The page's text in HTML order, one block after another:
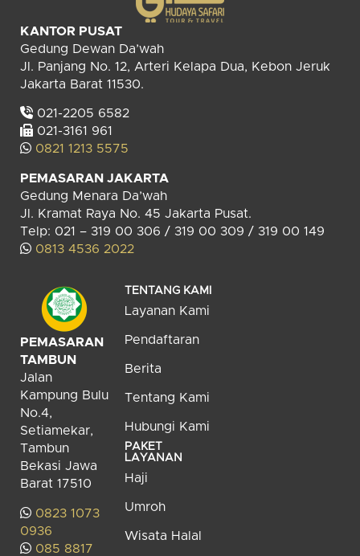
KANTOR PUSAT
Gedung Dewan Da’wah
Jl. Panjang No. 12, Arteri Kelapa Dua, Kebon Jeruk
Jakarta Barat 11530.
021-2205 6582
021-3161 961
0821 1213 5575
PEMASARAN JAKARTA
Gedung Menara Da’wah
Jl. Kramat Raya No. 45 Jakarta Pusat.
Telp: 021 – 319 00 306 / 319 00 309 / 319 00 149
0813 4536 2022
PEMASARAN
TAMBUN
Jalan
Kampung Bulu
No.4,
Setiamekar,
Tambun
Bekasi Jawa
Barat 17510
0823 1073
0936
085 8817
TENTANG KAMI
Layanan Kami
Pendaftaran
Berita
Tentang Kami
Hubungi Kami
PAKET
LAYANAN
Haji
Umroh
Wisata Halal